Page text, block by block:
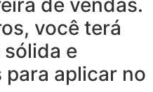
você terá
e
aplicar no